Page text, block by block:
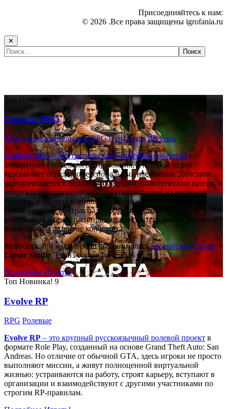
Присоединяйтесь к нам:
© 2026 .Все права защищены igrofania.ru
✕
Топ Новинка! 9
Спарта 2035
Многопользовательские RPG Стратегии Шутеры
Спарта 2035– это тактическаяпошаговая стратегияс
элементами глобального управления, в которой игрок
возглавляет отряд профессиональных наёмников. Действие
разворачивается в недалёком будущем: политический кризис и
вооружённые группировки охватывают один из регионов
Африки, а частная военная компания «Спарта» берётся за
самые опасные контракты. Игроку предстоит не только
участвовать в боях, но и принимать стратегические решения,
влияющие на развитие конфликта.
Разработкой и изданием игры занималасьроссийская студия
Lipsar Studio. Релиз состоялся в 2025 году.
Подробнее Играть!
Топ Новинка! 9
Evolve RP
RPG Ролевые
Evolve RP – это крупный русскоязычный ролевой проект в
формате Role Play, созданный на основе Grand Theft Auto: San
Andreas. Но отличие от обычной GTA, здесь игроки не просто
выполняют миссии, а живут полноценной виртуальной
жизнью: устраиваются на работу, строят карьеру, вступают в
организации и взаимодействуют с другими участниками по
строгим RP-правилам.